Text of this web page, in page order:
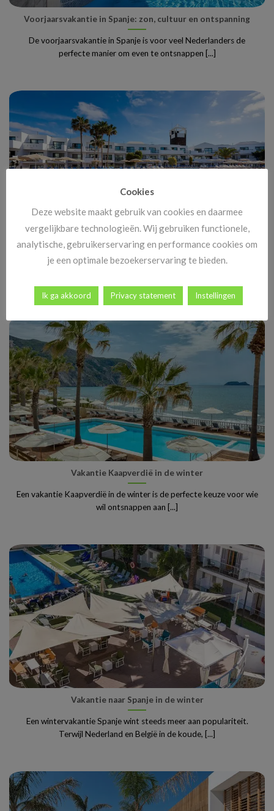
Voorjaarsvakantie in Spanje: zon, cultuur en ontspanning
De voorjaarsvakantie in Spanje is voor veel Nederlanders de
perfecte manier om even te ontsnappen [...]
In de voorjaarsvakantie naar de Canarische Eilanden
De voorjaarsvakantie op de Canarische Eilanden is voor veel
Vakantie Kaapverdië in de winter
Een vakantie Kaapverdië in de winter is de perfecte keuze voor wie
wil ontsnappen aan [...]
Vakantie naar Spanje in de winter
Een wintervakantie Spanje wint steeds meer aan populariteit.
Terwijl Nederland en België in de koude, [...]
Cookies
Deze website maakt gebruik van cookies en daarmee
vergelijkbare technologieën. Wij gebruiken functionele,
analytische, gebruikerservaring en performance cookies om
je een optimale bezoekerservaring te bieden.
Ik ga akkoord Privacy statement Instellingen